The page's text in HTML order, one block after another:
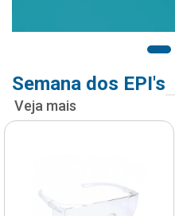
Semana dos EPI's
Veja mais